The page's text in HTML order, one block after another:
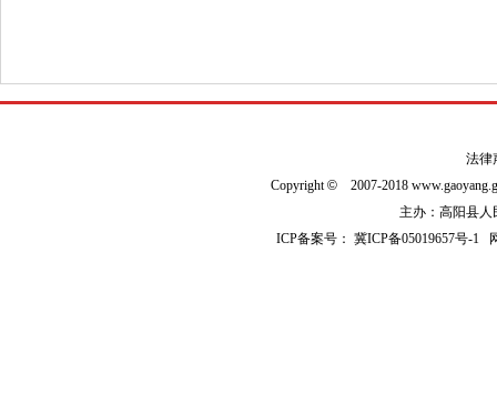
法律
Copyright© 2007-2018
主办：高阳县人
ICP备案号：冀ICP备05019657号-1